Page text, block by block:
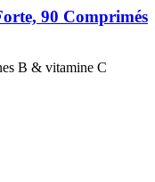
90 Comprimés
B & vitamine C